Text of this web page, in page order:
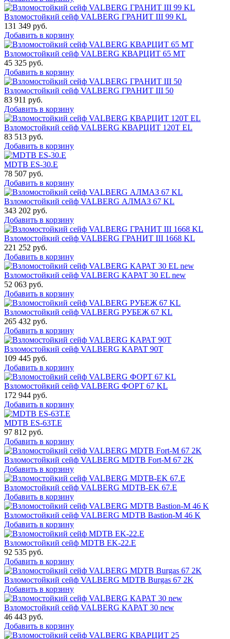
Взломостойкий сейф VALBERG ГРАНИТ III 99 KL
131 349 руб.
Добавить в корзину
Взломостойкий сейф VALBERG КВАРЦИТ 65 МТ
45 325 руб.
Добавить в корзину
Взломостойкий сейф VALBERG ГРАНИТ III 50
83 911 руб.
Добавить в корзину
Взломостойкий сейф VALBERG КВАРЦИТ 120Т EL
83 513 руб.
Добавить в корзину
MDTB ES-30.Е
78 507 руб.
Добавить в корзину
Взломостойкий сейф VALBERG АЛМАЗ 67 KL
343 202 руб.
Добавить в корзину
Взломостойкий сейф VALBERG ГРАНИТ III 1668 KL
221 252 руб.
Добавить в корзину
Взломостойкий сейф VALBERG КАРАТ 30 EL new
52 063 руб.
Добавить в корзину
Взломостойкий сейф VALBERG РУБЕЖ 67 KL
265 432 руб.
Добавить в корзину
Взломостойкий сейф VALBERG КАРАТ 90T
109 445 руб.
Добавить в корзину
Взломостойкий сейф VALBERG ФОРТ 67 KL
172 944 руб.
Добавить в корзину
MDTB ES-63Т.Е
97 812 руб.
Добавить в корзину
Взломостойкий сейф VALBERG MDTB Fort-M 67 2K
Добавить в корзину
Взломостойкий сейф VALBERG MDTB-EK 67.E
Добавить в корзину
Взломостойкий сейф VALBERG MDTB Bastion-M 46 K
Добавить в корзину
Взломостойкий сейф MDTB EK-22.E
92 535 руб.
Добавить в корзину
Взломостойкий сейф VALBERG MDTB Burgas 67 2K
Добавить в корзину
Взломостойкий сейф VALBERG КАРАТ 30 new
46 443 руб.
Добавить в корзину